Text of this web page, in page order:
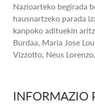
Nazioarteko begirada
hausnartzeko parada
kanpoko adituekin
Burdaa, Maria Jose
Vizzotto, Neus
INFORMAZIO